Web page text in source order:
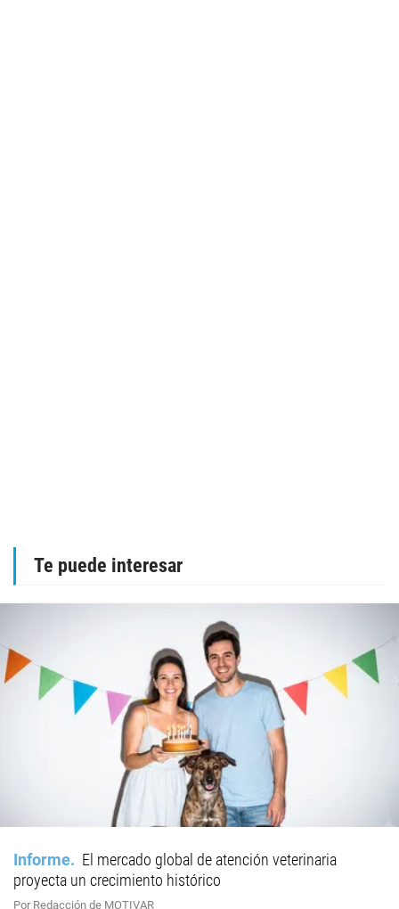
Te puede interesar
Informe
El mercado global de atención veterinaria
proyecta un crecimiento histórico
Por Redacción de MOTIVAR